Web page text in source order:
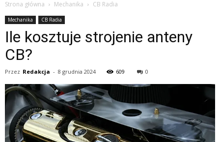
Strona główna Mechanika CB Radia
Mechanika CB Radia
Ile kosztuje strojenie anteny
CB?
Przez Redakcja - 8 grudnia 2024 609 0